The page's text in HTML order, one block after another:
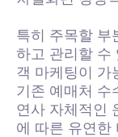
특히 주목할 부
하고 관리할 수
객 마케팅이 가
기존 예매처 수
연사 자체적인
에 따른 유연한